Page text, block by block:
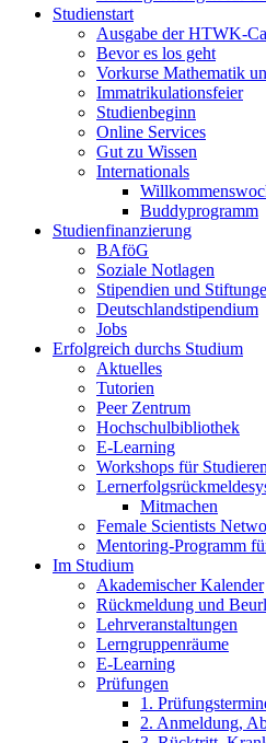
Studienstart
Ausgabe der HTWK-
Bevor es los geht
Vorkurse Mathematik
Immatrikulationsfeier
Studienbeginn
Online Services
Gut zu Wissen
Internationals
Buddyprogramm
Studienfinanzierung
BAföG
Soziale Notlagen
Stipendien und
Deutschlandstipendium
Jobs
Erfolgreich durchs Studium
Aktuelles
Tutorien
Peer Zentrum
Hochschulbibliothek
E-Learning
Workshops für
Mitmachen
Female Scientists
Mentoring-Programm
Im Studium
Akademischer Kalender
Rückmeldung und
Lehrveranstaltungen
Lerngruppenräume
E-Learning
Prüfungen
1.
2. Anmeldung,